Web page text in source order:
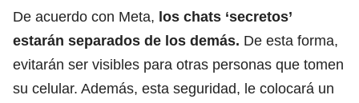
De acuerdo con Meta, los chats ‘secretos’
estarán separados de los demás. De esta forma,
evitarán ser visibles para otras personas que tomen
su celular. Además, esta seguridad, le colocará un